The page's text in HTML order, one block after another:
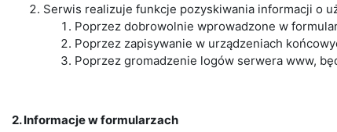
Serwis realizuje funkcje pozyskiwania informacji o
Poprzez dobrowolnie wprowadzone w
Poprzez zapisywanie w urządzeniach
Poprzez gromadzenie logów serwera www,
2. Informacje w formularzach